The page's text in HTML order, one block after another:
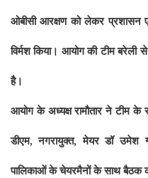
ओबीसी आरक्षण को लेकर प्रशासन
विर्मश किया। आयोग की टीम बरेली
है।
आयोग के अध्यक्ष रामौतार ने टीम
डीएम,नगरायुक्त, मेयर डॉ उमेश
पालिकाओं के चेयरमैनों के साथ बैठक